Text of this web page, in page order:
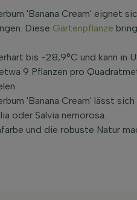
'Banana Cream' eignet
Diese Gartenpflanze
bis -28,9°C und kann in
9 Pflanzen pro
'Banana Cream' lässt
oder Salvia nemorosa.
und die robuste Natur